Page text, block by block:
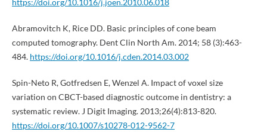
https://doi.org/10.1016/j.joen.2010.06.018
Abramovitch K, Rice DD. Basic principles of cone beam
computed tomography. Dent Clin North Am. 2014; 58 (3):463-
484. https://doi.org/10.1016/j.cden.2014.03.002
Spin-Neto R, Gotfredsen E, Wenzel A. Impact of voxel size
variation on CBCT-based diagnostic outcome in dentistry: a
systematic review. J Digit Imaging. 2013;26(4):813-820.
https://doi.org/10.1007/s10278-012-9562-7